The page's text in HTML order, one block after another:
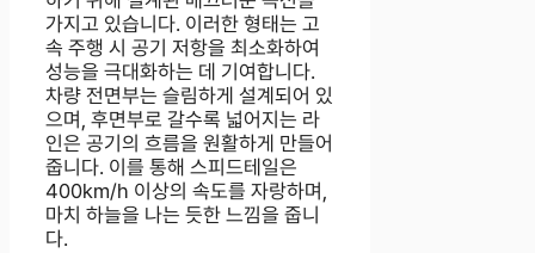
가지고 있습니다. 이러한 형태는 고
속 주행 시 공기 저항을 최소화하여
성능을 극대화하는 데 기여합니다.
차량 전면부는 슬림하게 설계되어 있
으며, 후면부로 갈수록 넓어지는 라
인은 공기의 흐름을 원활하게 만들어
줍니다. 이를 통해 스피드테일은
400km/h 이상의 속도를 자랑하며,
마치 하늘을 나는 듯한 느낌을 줍니
다.